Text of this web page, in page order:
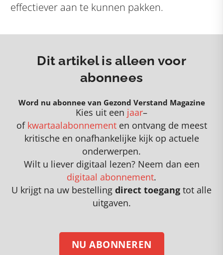
effectiever aan te kunnen pakken.
Dit artikel is alleen voor
abonnees
Word nu abonnee van Gezond Verstand Magazine
Kies uit een jaar–
of kwartaalabonnementen ontvang de meest
kritische en onafhankelijke kijk op actuele
onderwerpen.
Wilt u liever digitaal lezen? Neem dan een
digitaal abonnement.
U krijgt na uw bestelling direct toegang tot alle
uitgaven.
NU ABONNEREN